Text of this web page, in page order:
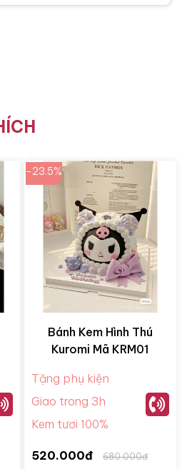
-23.5%
Bánh Kem Hình Thú
Kuromi Mã KRM01
Tặng phụ kiện
Giao trong 3h
Kem tươi 100%
520.000đ 680.000đ